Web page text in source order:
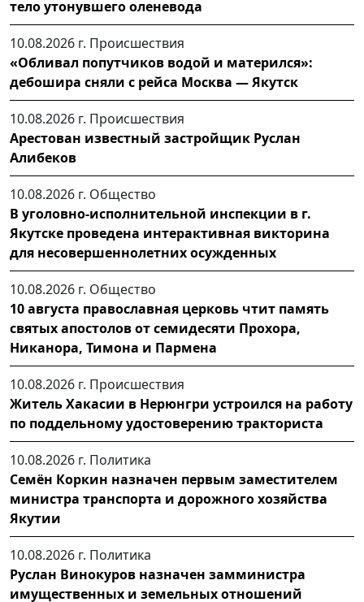
тело утонувшего оленевода
10.08.2026 г. Происшествия
«Обливал попутчиков водой и матерился»:
дебошира сняли с рейса Москва — Якутск
10.08.2026 г. Происшествия
Арестован известный застройщик Руслан
Алибеков
10.08.2026 г. Общество
В уголовно-исполнительной инспекции в г.
Якутске проведена интерактивная викторина
для несовершеннолетних осужденных
10.08.2026 г. Общество
10 августа православная церковь чтит память
святых апостолов от семидесяти Прохора,
Никанора, Тимона и Пармена
10.08.2026 г. Происшествия
Житель Хакасии в Нерюнгри устроился на работу
по поддельному удостоверению тракториста
10.08.2026 г. Политика
Семён Коркин назначен первым заместителем
министра транспорта и дорожного хозяйства
Якутии
10.08.2026 г. Политика
Руслан Винокуров назначен замминистра
имущественных и земельных отношений